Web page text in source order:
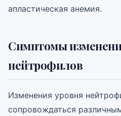
апластическая анемия.
Симптомы
нейтрофилов
Изменения уровня
сопровождаться